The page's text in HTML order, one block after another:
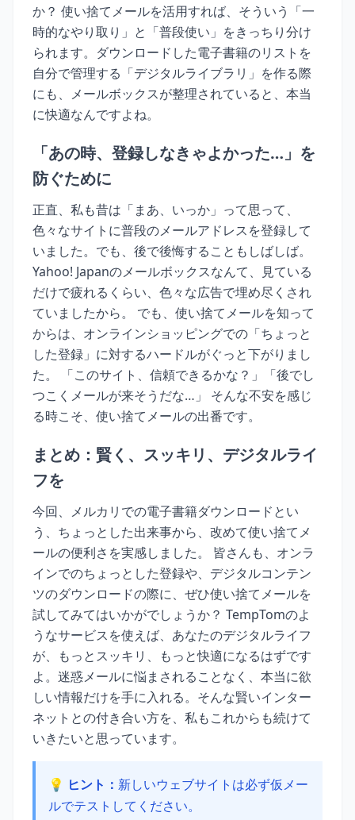
か？ 使い捨てメールを活用すれば、そういう「一
時的なやり取り」と「普段使い」をきっちり分け
られます。ダウンロードした電子書籍のリストを
自分で管理する「デジタルライブラリ」を作る際
にも、メールボックスが整理されていると、本当
に快適なんですよね。
「あの時、登録しなきゃよかった…」を
防ぐために
正直、私も昔は「まあ、いっか」って思って、
色々なサイトに普段のメールアドレスを登録して
いました。でも、後で後悔することもしばしば。
Yahoo! Japanのメールボックスなんて、見ている
だけで疲れるくらい、色々な広告で埋め尽くされ
ていましたから。 でも、使い捨てメールを知って
からは、オンラインショッピングでの「ちょっと
した登録」に対するハードルがぐっと下がりまし
た。 「このサイト、信頼できるかな？」「後でし
つこくメールが来そうだな…」 そんな不安を感じ
る時こそ、使い捨てメールの出番です。
まとめ：賢く、スッキリ、デジタルライ
フを
今回、メルカリでの電子書籍ダウンロードとい
う、ちょっとした出来事から、改めて使い捨てメ
ールの便利さを実感しました。 皆さんも、オンラ
インでのちょっとした登録や、デジタルコンテン
ツのダウンロードの際に、ぜひ使い捨てメールを
試してみてはいかがでしょうか？ TempTomのよ
うなサービスを使えば、あなたのデジタルライフ
が、もっとスッキリ、もっと快適になるはずです
よ。迷惑メールに悩まされることなく、本当に欲
しい情報だけを手に入れる。そんな賢いインター
ネットとの付き合い方を、私もこれからも続けて
いきたいと思っています。
💡 ヒント： 新しいウェブサイトは必ず仮メー
ルでテストしてください。